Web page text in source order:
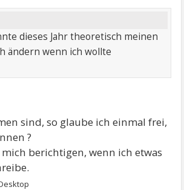
dieses Jahr theoretisch meinen
ändern wenn ich wollte
sind, so glaube ich einmal frei,
?
berichtigen, wenn ich etwas